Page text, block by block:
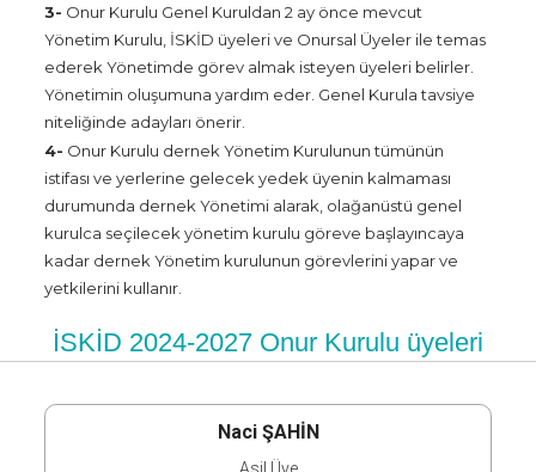
3- Onur Kurulu Genel Kuruldan 2 ay önce mevcut
Yönetim Kurulu, İSKİD üyeleri ve Onursal Üyeler ile temas
ederek Yönetimde görev almak isteyen üyeleri belirler.
Yönetimin oluşumuna yardım eder. Genel Kurula tavsiye
niteliğinde adayları önerir.
4- Onur Kurulu dernek Yönetim Kurulunun tümünün
istifası ve yerlerine gelecek yedek üyenin kalmaması
durumunda dernek Yönetimi alarak, olağanüstü genel
kurulca seçilecek yönetim kurulu göreve başlayıncaya
kadar dernek Yönetim kurulunun görevlerini yapar ve
yetkilerini kullanır.
İSKİD 2024-2027 Onur Kurulu üyeleri
Naci ŞAHİN
Asil Üye